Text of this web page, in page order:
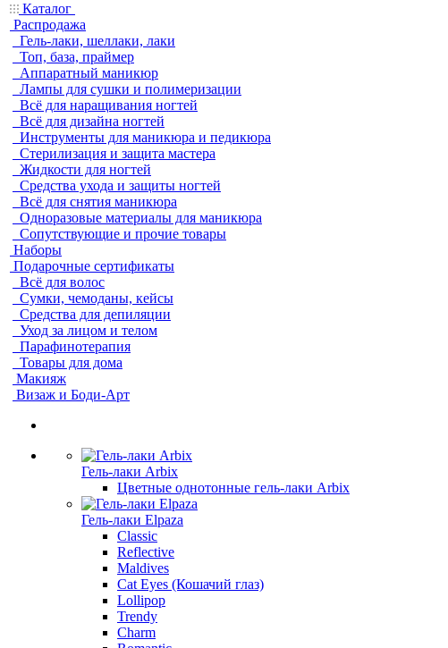
Каталог
Распродажа
Гель-лаки, шеллаки, лаки
Топ, база, праймер
Аппаратный маникюр
Лампы для сушки и полимеризации
Всё для наращивания ногтей
Всё для дизайна ногтей
Инструменты для маникюра и педикюра
Стерилизация и защита мастера
Жидкости для ногтей
Средства ухода и защиты ногтей
Всё для снятия маникюра
Одноразовые материалы для маникюра
Сопутствующие и прочие товары
Наборы
Подарочные сертификаты
Всё для волос
Сумки, чемоданы, кейсы
Средства для депиляции
Уход за лицом и телом
Парафинотерапия
Товары для дома
Макияж
Визаж и Боди-Арт
Гель-лаки Arbix
Цветные однотонные гель-лаки Arbix
Гель-лаки Elpaza
Classic
Reflective
Maldives
Cat Eyes (Кошачий глаз)
Lollipop
Trendy
Charm